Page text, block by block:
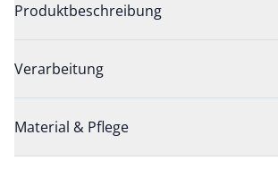
Produktbeschreibung
Verarbeitung
Material & Pflege